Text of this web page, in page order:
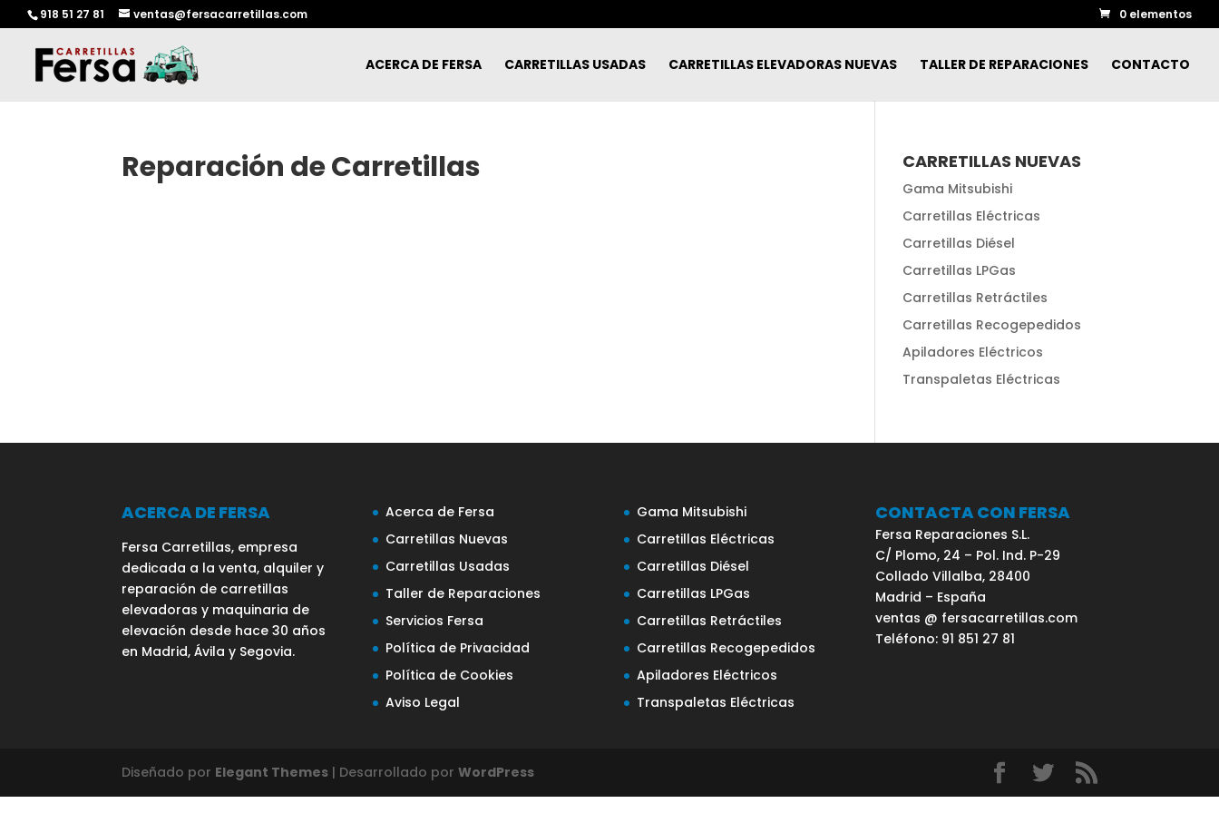
918 51 27 81 ventas@fersacarretillas.com 0 elementos
ACERCA DE FERSA CARRETILLAS USADAS CARRETILLAS ELEVADORAS NUEVAS TALLER DE REPARACIONES CONTACTO
Reparación de Carretillas CARRETILLAS NUEVAS
Gama Mitsubishi
Carretillas Eléctricas
Carretillas Diésel
Carretillas LPGas
Carretillas Retráctiles
Carretillas Recogepedidos
Apiladores Eléctricos
Transpaletas Eléctricas
ACERCA DE FERSA
Fersa Carretillas, empresa
dedicada a la venta, alquiler y
reparación de carretillas
elevadoras y maquinaria de
elevación desde hace 30 años
en Madrid, Ávila y Segovia.
Acerca de Fersa
Carretillas Nuevas
Carretillas Usadas
Taller de Reparaciones
Servicios Fersa
Política de Privacidad
Política de Cookies
Aviso Legal
Gama Mitsubishi
Carretillas Eléctricas
Carretillas Diésel
Carretillas LPGas
Carretillas Retráctiles
Carretillas Recogepedidos
Apiladores Eléctricos
Transpaletas Eléctricas
CONTACTA CON FERSA
Fersa Reparaciones S.L.
C/ Plomo, 24 – Pol. Ind. P-29
Collado Villalba, 28400
Madrid – España
ventas @ fersacarretillas.com
Teléfono: 91 851 27 81
Diseñado por Elegant Themes | Desarrollado porWordPress